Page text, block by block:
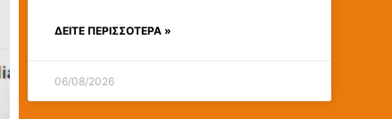
ΔΕΊΤΕ ΠΕΡΙΣΣΟΤΕΡΑ »
06/08/2026